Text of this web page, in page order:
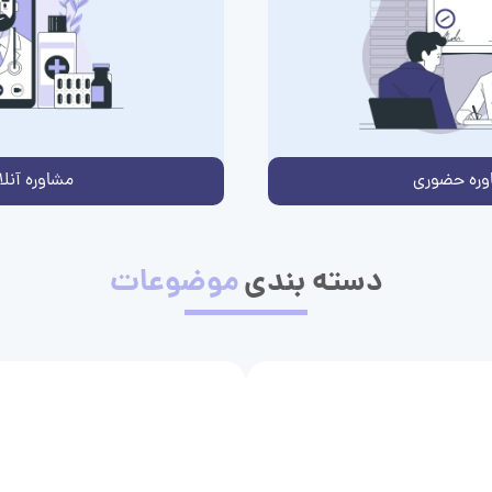
حضوری مشاوره
دسته بندیموضوعات